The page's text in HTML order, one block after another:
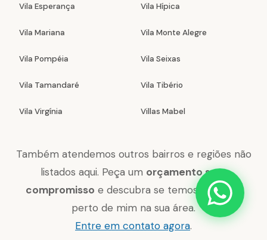
Vila Esperança Vila Hípica
Vila Mariana Vila Monte Alegre
Vila Pompéia Vila Seixas
Vila Tamandaré Vila Tibério
Vila Virgínia Villas Mabel
Também atendemos outros bairros e regiões não
listados aqui. Peça um orçamento sem
compromisso e descubra se temos chaveiro
perto de mim na sua área.
Entre em contato agora.